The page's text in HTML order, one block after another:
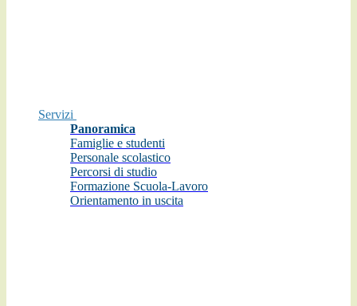
Servizi
Panoramica
Famiglie e studenti
Personale scolastico
Percorsi di studio
Formazione Scuola-Lavoro
Orientamento in uscita